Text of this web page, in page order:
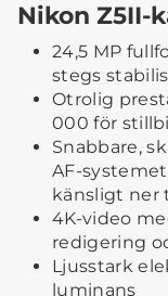
Nikon Z5II-
24,5 MP
stegs
Otrolig
000 för
Snabbare,
AF-systemet
känsligt ner
4K-video
redigering
Ljusstark
luminans